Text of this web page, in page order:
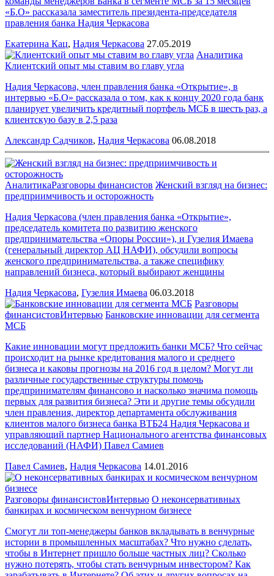
«Б.О» рассказала заместитель президента-председателя
правления банка Надия Черкасова
Екатерина Кац, Надия Черкасова 27.05.2019
Аналитика
Клиентский опыт мы ставим во главу угла
Надия Черкасова, член правления банка «Открытие», в
интервью «Б.О» рассказала о том, как к концу 2020 года банк
планирует увеличить кредитный портфель МСБ в шесть раз, а
клиентскую базу в 2,5 раза
Александр Садчиков, Надия Черкасова 06.08.2018
АналитикаРазговоры финансистов Женский взгляд на бизнес:
предприимчивость и осторожность
Надия Черкасова (член правления банка «Открытие»,
председатель комитета по развитию женского
предпринимательства «Опоры России»), и Гузелия Имаева
(генеральный директор АЦ НАФИ), обсудили вопросы
женского предпринимательства, а также специфику
направлений бизнеса, который выбирают женщины
Надия Черкасова, Гузелия Имаева 06.03.2018
Разговоры
финансистовИнтервью Банковские инновации для сегмента
МСБ
Какие инновации могут предложить банки МСБ? Что сейчас
происходит на рынке кредитования малого и среднего
бизнеса и каковы прогнозы на 2016 год в целом? Могут ли
различные государственные структуры помочь
предпринимателям финансово и насколько значима помощь
первых для развития бизнеса? Эти и другие темы обсудили
член правления, директор департамента обслуживания
клиентов малого бизнеса банка ВТБ24 Надия Черкасова и
управляющий партнер Национального агентства финансовых
исследований (НАФИ) Павел Самиев
Павел Самиев, Надия Черкасова 14.01.2016
Разговоры финансистовИнтервью О неконсервативных
банкирах и космическом венчурном бизнесе
Смогут ли топ-менеджеры банков вкладывать в венчурные
истории в промышленных масштабах? Что нужно сделать,
чтобы в Интернет пришло больше частных лиц? Сколько
нужно потерять, чтобы стать венчурным инвестором? Как